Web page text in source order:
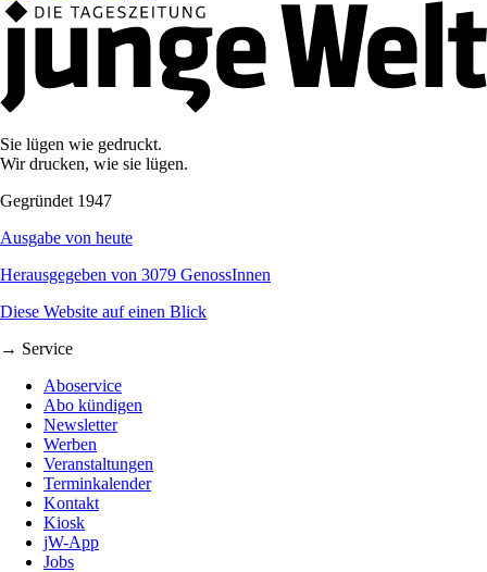
Sie lügen wie gedruckt.
Wir drucken, wie sie lügen.
Gegründet 1947
Ausgabe von heute
Herausgegeben von 3079 GenossInnen
Diese Website auf einen Blick
→ Service
Aboservice
Abo kündigen
Newsletter
Werben
Veranstaltungen
Terminkalender
Kontakt
Kiosk
jW-App
Jobs